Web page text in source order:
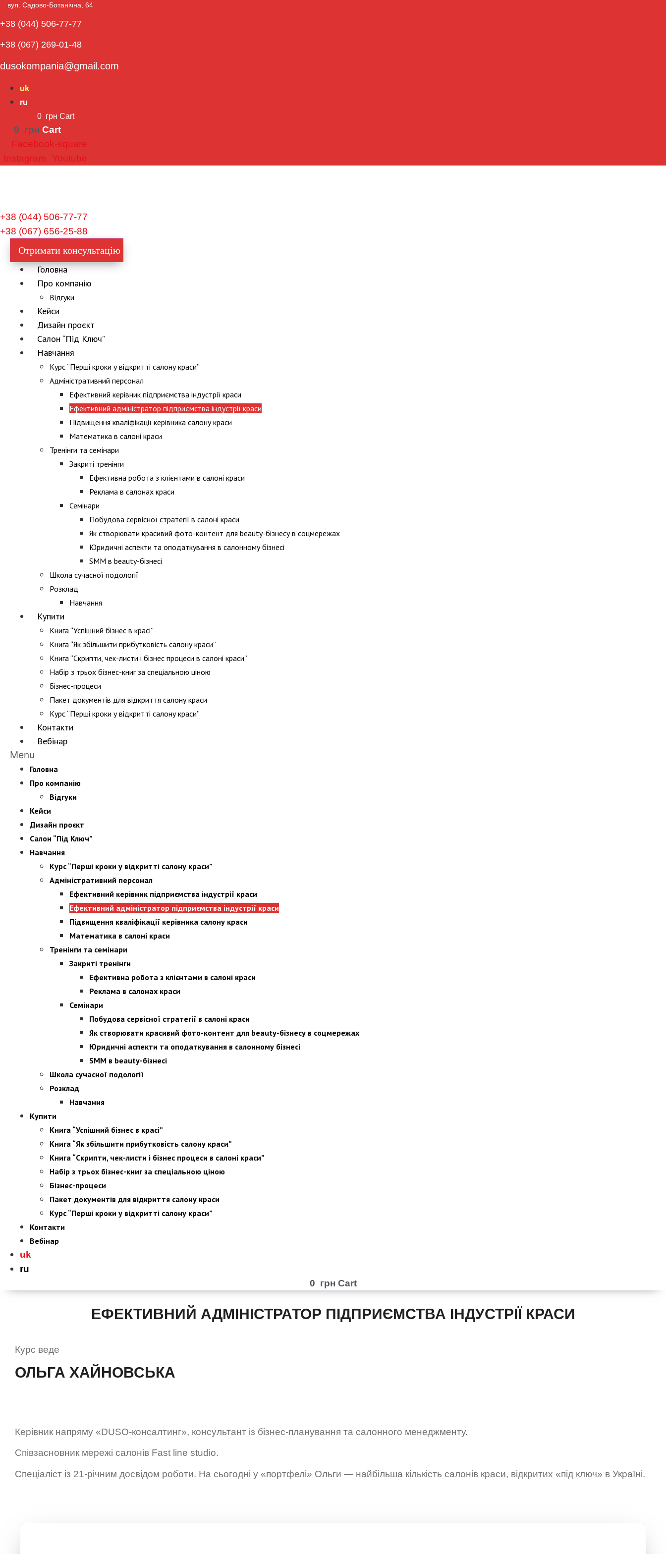
вул. Садово-Ботанічна, 64​
+38 (044) 506-77-77
+38 (067) 269-01-48
dusokompania@gmail.com
uk
ru
0 грн Cart
0 грн Cart
Facebook-square
Instagram
Youtube
+38 (044) 506-77-77
+38 (067) 656-25-88
Отримати консультацію
Головна
Про компанію
Відгуки
Кейси
Дизайн проєкт
Салон “Під Ключ”
Навчання
Курс “Перші кроки у відкритті салону краси”
Адміністративний персонал
Ефективний керівник підприємства індустрії краси
Ефективний адміністратор підприємства індустрії краси​
Підвищення кваліфікації керівника салону краси
Математика в салоні краси
Тренінги та семінари
Закриті тренінги
Ефективна робота з клієнтами в салоні краси
Реклама в салонах краси
Семінари
Побудова сервісної стратегії в салоні краси
Як створювати красивий фото-контент для beauty-бізнесу в соцмережах
Юридичні аспекти та оподаткування в салонному бізнесі
SMM в beauty-бізнесі
Школа сучасної подології
Розклад
Навчання
Купити
Книга “Успішний бізнес в красі”
Книга “Як збільшити прибутковість салону краси”
Книга “Скрипти, чек-листи і бізнес процеси в салоні краси”
Набір з трьох бізнес-книг за спеціальною ціною
Бізнес-процеси
Пакет документів для відкриття салону краси
Курс “Перші кроки у відкритті салону краси”
Контакти
Вебінар
Menu
Головна
Про компанію
Відгуки
Кейси
Дизайн проєкт
Салон “Під Ключ”
Навчання
Курс “Перші кроки у відкритті салону краси”
Адміністративний персонал
Ефективний керівник підприємства індустрії краси
Ефективний адміністратор підприємства індустрії краси​
Підвищення кваліфікації керівника салону краси
Математика в салоні краси
Тренінги та семінари
Закриті тренінги
Ефективна робота з клієнтами в салоні краси
Реклама в салонах краси
Семінари
Побудова сервісної стратегії в салоні краси
Як створювати красивий фото-контент для beauty-бізнесу в соцмережах
Юридичні аспекти та оподаткування в салонному бізнесі
SMM в beauty-бізнесі
Школа сучасної подології
Розклад
Навчання
Купити
Книга “Успішний бізнес в красі”
Книга “Як збільшити прибутковість салону краси”
Книга “Скрипти, чек-листи і бізнес процеси в салоні краси”
Набір з трьох бізнес-книг за спеціальною ціною
Бізнес-процеси
Пакет документів для відкриття салону краси
Курс “Перші кроки у відкритті салону краси”
Контакти
Вебінар
uk
ru
0 грн Cart
ЕФЕКТИВНИЙ АДМІНІСТРАТОР ПІДПРИЄМСТВА ІНДУСТРІЇ КРАСИ
Курс веде
ОЛЬГА ХАЙНОВСЬКА
Керівник напряму «DUSO-консалтинг», консультант із бізнес-планування та салонного менеджменту.
Співзасновник мережі салонів Fast line studio.
Спеціаліст із 21-річним досвідом роботи. На сьогодні у «портфелі» Ольги — найбільша кількість салонів краси, відкритих «під ключ» в Україні.